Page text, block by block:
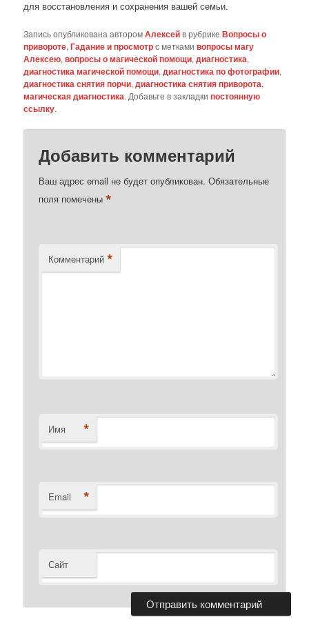
для восстановления и сохранения вашей семьи.
Запись опубликована авторомАлексейв рубрикеВопросы о
привороте,Гадание и просмотрс меткамивопросы магу
Алексею,вопросы о магической помощи,диагностика,
диагностика магической помощи,диагностика по фотографии,
диагностика снятия порчи,диагностика снятия приворота,
магическая диагностика. Добавьте в закладкипостоянную
ссылку.
Добавить комментарий
Ваш адрес email не будет опубликован. Обязательные
поля помечены*
Комментарий *
Имя *
Email *
Сайт